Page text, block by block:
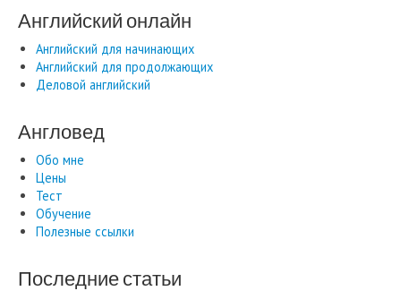
Английский онлайн
Английский для начинающих
Английский для продолжающих
Деловой английский
Англовед
Обо мне
Цены
Тест
Обучение
Полезные ссылки
Последние статьи